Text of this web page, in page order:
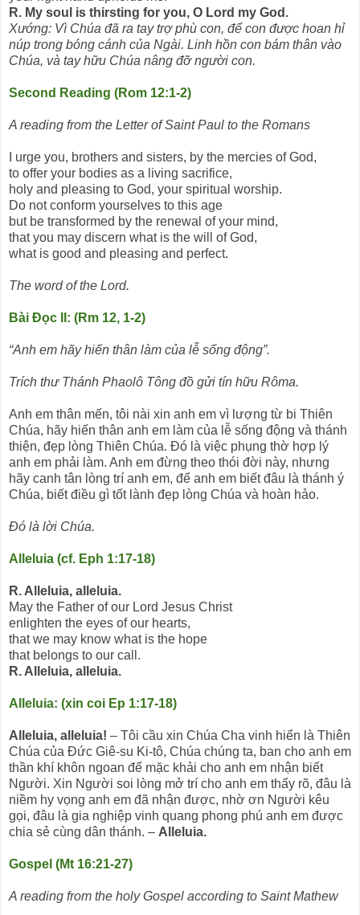
R. My soul is thirsting for you, O Lord my God.
Xướng: Vì Chúa đã ra tay trợ phù con, để con được hoan hỉ
núp trong bóng cánh của Ngài. Linh hồn con bám thân vào
Chúa, và tay hữu Chúa nâng đỡ người con.
Second Reading (Rom 12:1-2)
A reading from the Letter of Saint Paul to the Romans
I urge you, brothers and sisters, by the mercies of God,
to offer your bodies as a living sacrifice,
holy and pleasing to God, your spiritual worship.
Do not conform yourselves to this age
but be transformed by the renewal of your mind,
that you may discern what is the will of God,
what is good and pleasing and perfect.
The word of the Lord.
Bài Ðọc II: (Rm 12, 1-2)
“Anh em hãy hiến thân làm của lễ sống động”.
Trích thư Thánh Phaolô Tông đồ gửi tín hữu Rôma.
Anh em thân mến, tôi nài xin anh em vì lượng từ bi Thiên
Chúa, hãy hiến thân anh em làm của lễ sống động và thánh
thiện, đẹp lòng Thiên Chúa. Ðó là việc phụng thờ hợp lý
anh em phải làm. Anh em đừng theo thói đời này, nhưng
hãy canh tân lòng trí anh em, để anh em biết đâu là thánh ý
Chúa, biết điều gì tốt lành đẹp lòng Chúa và hoàn hảo.
Ðó là lời Chúa.
Alleluia (cf. Eph 1:17-18)
R. Alleluia, alleluia.
May the Father of our Lord Jesus Christ
enlighten the eyes of our hearts,
that we may know what is the hope
that belongs to our call.
R. Alleluia, alleluia.
Alleluia: (xin coi Ep 1:17-18)
Alleluia, alleluia! – Tôi cầu xin Chúa Cha vinh hiển là Thiên
Chúa của Đức Giê-su Ki-tô, Chúa chúng ta, ban cho anh em
thần khí khôn ngoan để mặc khải cho anh em nhận biết
Người. Xin Người soi lòng mở trí cho anh em thấy rõ, đâu là
niềm hy vọng anh em đã nhận được, nhờ ơn Người kêu
gọi, đâu là gia nghiệp vinh quang phong phú anh em được
chia sẻ cùng dân thánh. – Alleluia.
Gospel (Mt 16:21-27)
A reading from the holy Gospel according to Saint Mathew